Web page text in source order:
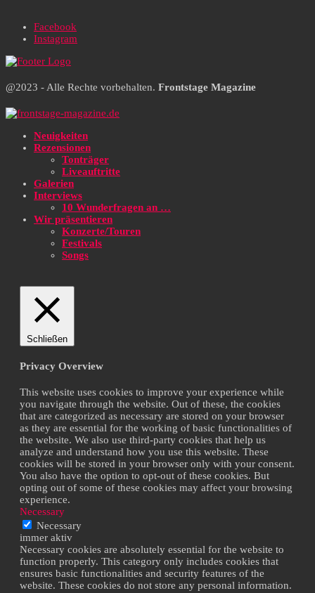
Facebook
Instagram
@2023 - Alle Rechte vorbehalten. Frontstage Magazine
Neuigkeiten
Rezensionen
Tonträger
Liveauftritte
Galerien
Interviews
10 Wunderfragen an …
Wir präsentieren
Konzerte/Touren
Festivals
Songs
Schließen
Privacy Overview
This website uses cookies to improve your experience while
you navigate through the website. Out of these, the cookies
that are categorized as necessary are stored on your browser
as they are essential for the working of basic functionalities of
the website. We also use third-party cookies that help us
analyze and understand how you use this website. These
cookies will be stored in your browser only with your consent.
You also have the option to opt-out of these cookies. But
opting out of some of these cookies may affect your browsing
experience.
Necessary
Necessary
immer aktiv
Necessary cookies are absolutely essential for the website to
function properly. This category only includes cookies that
ensures basic functionalities and security features of the
website. These cookies do not store any personal information.